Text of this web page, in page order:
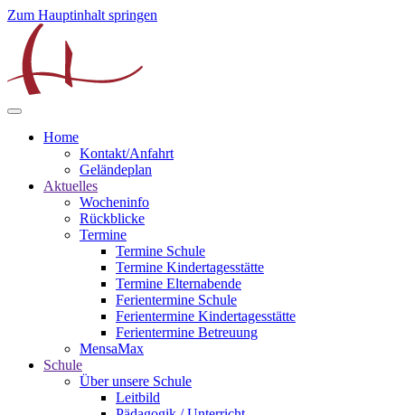
Zum Hauptinhalt springen
Home
Kontakt/Anfahrt
Geländeplan
Aktuelles
Wocheninfo
Rückblicke
Termine
Termine Schule
Termine Kindertagesstätte
Termine Elternabende
Ferientermine Schule
Ferientermine Kindertagesstätte
Ferientermine Betreuung
MensaMax
Schule
Über unsere Schule
Leitbild